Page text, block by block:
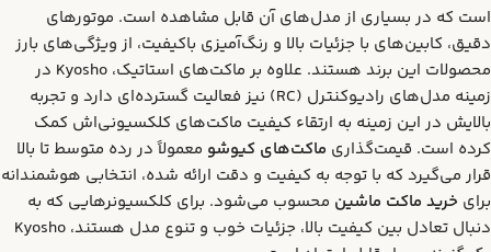
است که در بسیاری از مدل‌های آن قابل مشاهده است. موتورهای
دقیق، کابین‌های با جزئیات بالا و رنگ‌آمیزی باکیفیت، از ویژگی‌های بارز
محصولات این برند هستند. علاوه بر ماکت‌های استاتیک، Kyosho در
زمینه مدل‌های رادیوکنترل (RC) نیز فعالیت گسترده‌ای دارد و تجربه
بالایش در این زمینه به ارتقاء کیفیت ماکت‌های کلکسیونی‌اش کمک
کرده است. قیمت‌گذاری ماکت‌های کیوشو معمولاً در رده متوسط تا بالا
قرار می‌گیرد که با توجه به کیفیت و دقت ارائه شده، انتخابی هوشمندانه
برای خرید ماکت ماشین محسوب می‌شود. برای کلکسیونرهایی که به
دنبال تعادل بین کیفیت بالا، جزئیات خوب و تنوع مدل هستند، Kyosho